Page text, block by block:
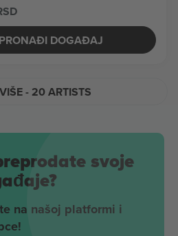
PRONAĐI DOGAĐAJ
- 20 ARTISTS
svoje
na našoj platformi i